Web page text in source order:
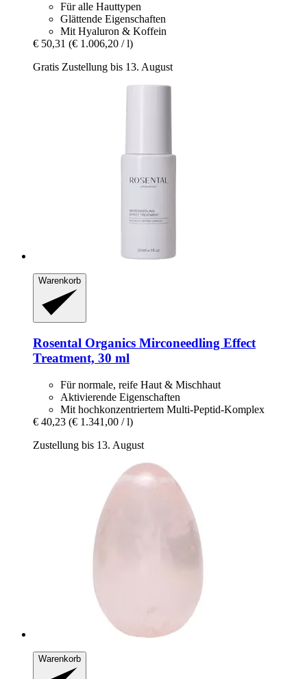
Für alle Hauttypen
Glättende Eigenschaften
Mit Hyaluron & Koffein
€ 50,31 (€ 1.006,20 / l)
Gratis Zustellung bis 13. August
Warenkorb
Rosental Organics Mirconeedling Effect
Treatment, 30 ml
Für normale, reife Haut & Mischhaut
Aktivierende Eigenschaften
Mit hochkonzentriertem Multi-Peptid-Komplex
€ 40,23 (€ 1.341,00 / l)
Zustellung bis 13. August
Warenkorb